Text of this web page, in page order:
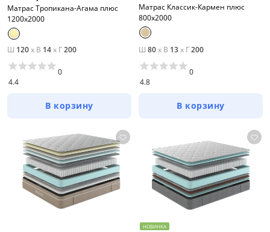
Матрас Тропикана-Агама плюс
1200х2000
Ш 120x В 14x Г200
4.4
0
В корзину
Матрас Классик-Кармен плюс
800х2000
Ш 80x В 13x Г200
4.8
0
В корзину
НОВИНКА